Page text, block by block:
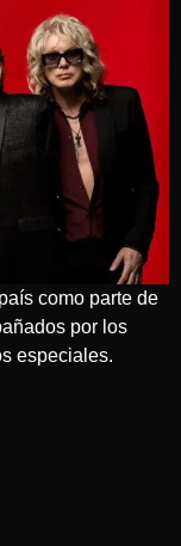
como parte de
por los
especiales.